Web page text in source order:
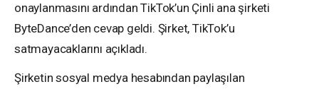
onaylanmasını ardından TikTok’un Çinli ana şirketi
ByteDance’den cevap geldi. Şirket, TikTok’u
satmayacaklarını açıkladı.
Şirketin sosyal medya hesabından paylaşılan